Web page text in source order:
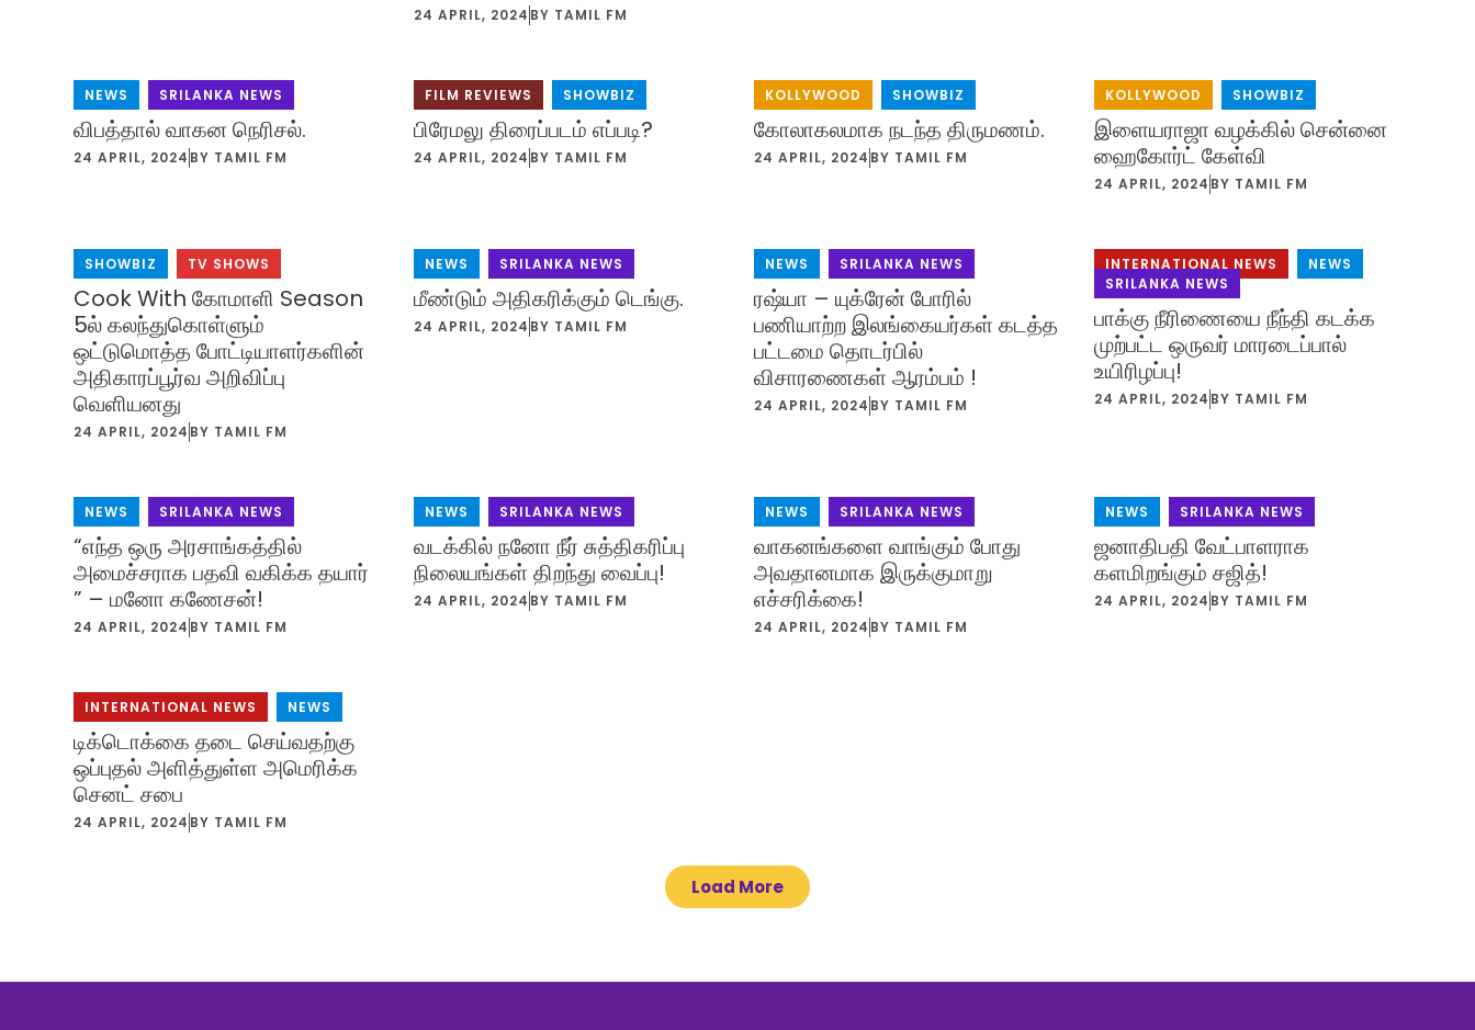
24 APRIL, 2024 BY TAMIL FM
NEWS SRILANKA NEWS
விபத்தால் வாகன நெரிசல்.
24 APRIL, 2024 BY TAMIL FM
FILM REVIEWS SHOWBIZ
பிரேமலு திரைப்படம் எப்படி?
24 APRIL, 2024 BY TAMIL FM
KOLLYWOOD SHOWBIZ
கோலாகலமாக நடந்த திருமணம்.
24 APRIL, 2024 BY TAMIL FM
KOLLYWOOD SHOWBIZ
இளையராஜா வழக்கில் சென்னை
ஹைகோர்ட் கேள்வி
24 APRIL, 2024 BY TAMIL FM
SHOWBIZ TV SHOWS
Cook With கோமாளி Season
5ல் கலந்துகொள்ளும்
ஒட்டுமொத்த போட்டியாளர்களின்
அதிகாரப்பூர்வ அறிவிப்பு
வெளியனது
24 APRIL, 2024 BY TAMIL FM
NEWS SRILANKA NEWS
மீண்டும் அதிகரிக்கும் டெங்கு.
24 APRIL, 2024 BY TAMIL FM
NEWS SRILANKA NEWS
ரஷ்யா – யுக்ரேன் போரில்
பணியாற்ற இலங்கையர்கள் கடத்த
பட்டமை தொடர்பில்
விசாரணைகள் ஆரம்பம் !
24 APRIL, 2024 BY TAMIL FM
INTERNATIONAL NEWS NEWS
SRILANKA NEWS
பாக்கு நீரிணையை நீந்தி கடக்க
முற்பட்ட ஒருவர் மாரடைப்பால்
உயிரிழப்பு!
24 APRIL, 2024 BY TAMIL FM
NEWS SRILANKA NEWS
“எந்த ஒரு அரசாங்கத்தில்
அமைச்சராக பதவி வகிக்க தயார்
” – மனோ கணேசன்!
24 APRIL, 2024 BY TAMIL FM
NEWS SRILANKA NEWS
வடக்கில் நனோ நீர் சுத்திகரிப்பு
நிலையங்கள் திறந்து வைப்பு!
24 APRIL, 2024 BY TAMIL FM
NEWS SRILANKA NEWS
வாகனங்களை வாங்கும் போது
அவதானமாக இருக்குமாறு
எச்சரிக்கை!
24 APRIL, 2024 BY TAMIL FM
NEWS SRILANKA NEWS
ஜனாதிபதி வேட்பாளராக
களமிறங்கும் சஜித்!
24 APRIL, 2024 BY TAMIL FM
INTERNATIONAL NEWS NEWS
டிக்டொக்கை தடை செய்வதற்கு
ஒப்புதல் அளித்துள்ள அமெரிக்க
செனட் சபை
24 APRIL, 2024 BY TAMIL FM
Load More